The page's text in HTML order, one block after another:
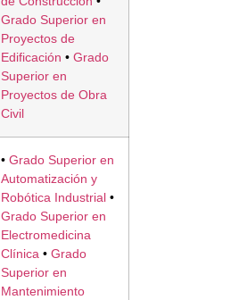
Grado Superior en
Proyectos de
Edificación • Grado
Superior en
Proyectos de Obra
Civil
• Grado Superior en
Automatización y
Robótica Industrial •
Grado Superior en
Electromedicina
Clínica • Grado
Superior en
Mantenimiento